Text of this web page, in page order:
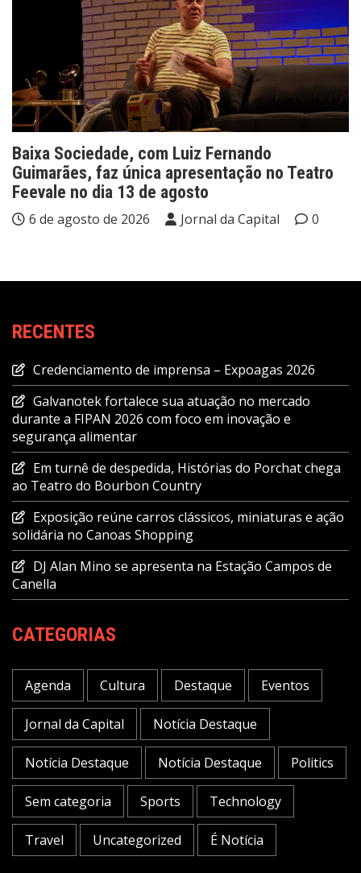
Baixa Sociedade, com Luiz Fernando
Guimarães, faz única apresentação no Teatro
Feevale no dia 13 de agosto
6 de agosto de 2026 Jornal da Capital 0
RECENTES
Credenciamento de imprensa – Expoagas 2026
Galvanotek fortalece sua atuação no mercado
durante a FIPAN 2026 com foco em inovação e
segurança alimentar
Em turnê de despedida, Histórias do Porchat chega
ao Teatro do Bourbon Country
Exposição reúne carros clássicos, miniaturas e ação
solidária no Canoas Shopping
DJ Alan Mino se apresenta na Estação Campos de
Canella
CATEGORIAS
Agenda Cultura Destaque Eventos
Jornal da Capital Notícia Destaque
Notícia Destaque Notícia Destaque Politics
Sem categoria Sports Technology
Travel Uncategorized É Notícia